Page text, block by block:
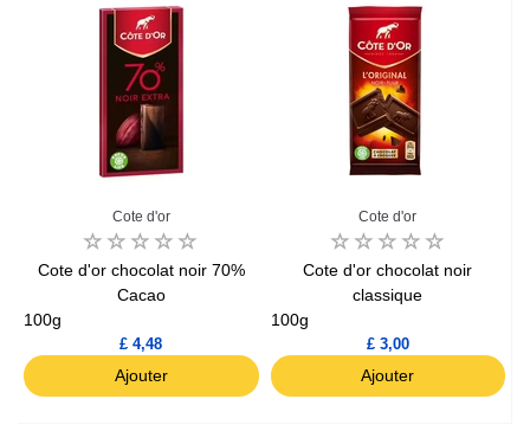
Cote d'or
Cote d'or chocolat noir 70%
Cacao
100g
£ 4,48
Ajouter
Cote d'or
Cote d'or chocolat noir
classique
100g
£ 3,00
Ajouter